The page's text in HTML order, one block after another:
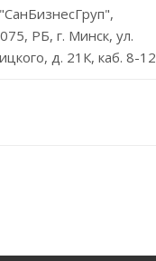
РБ, г. Минск, ул.
д. 21К, каб. 8-12